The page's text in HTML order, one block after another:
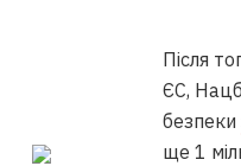
Після
ЄС,
безпеки
ще 1